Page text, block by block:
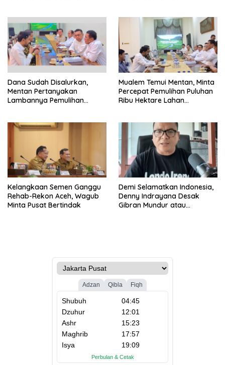
Dana Sudah Disalurkan,
Mentan Pertanyakan
Lambannya Pemulihan
Mualem Temui Mentan, Minta
Percepat Pemulihan Puluhan
Ribu Hektare Lahan
Kelangkaan Semen Ganggu
Rehab-Rekon Aceh, Wagub
Minta Pusat Bertindak
Demi Selamatkan Indonesia,
Denny Indrayana Desak
Gibran Mundur atau